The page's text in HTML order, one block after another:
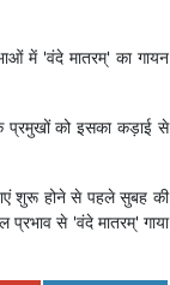
में 'वंदे मातरम्' का गायन
प्रमुखों को इसका कड़ाई से
शुरू होने से पहले सुबह की
प्रभाव से 'वंदे मातरम्' गाया